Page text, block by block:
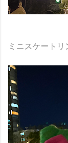
ミニスケート